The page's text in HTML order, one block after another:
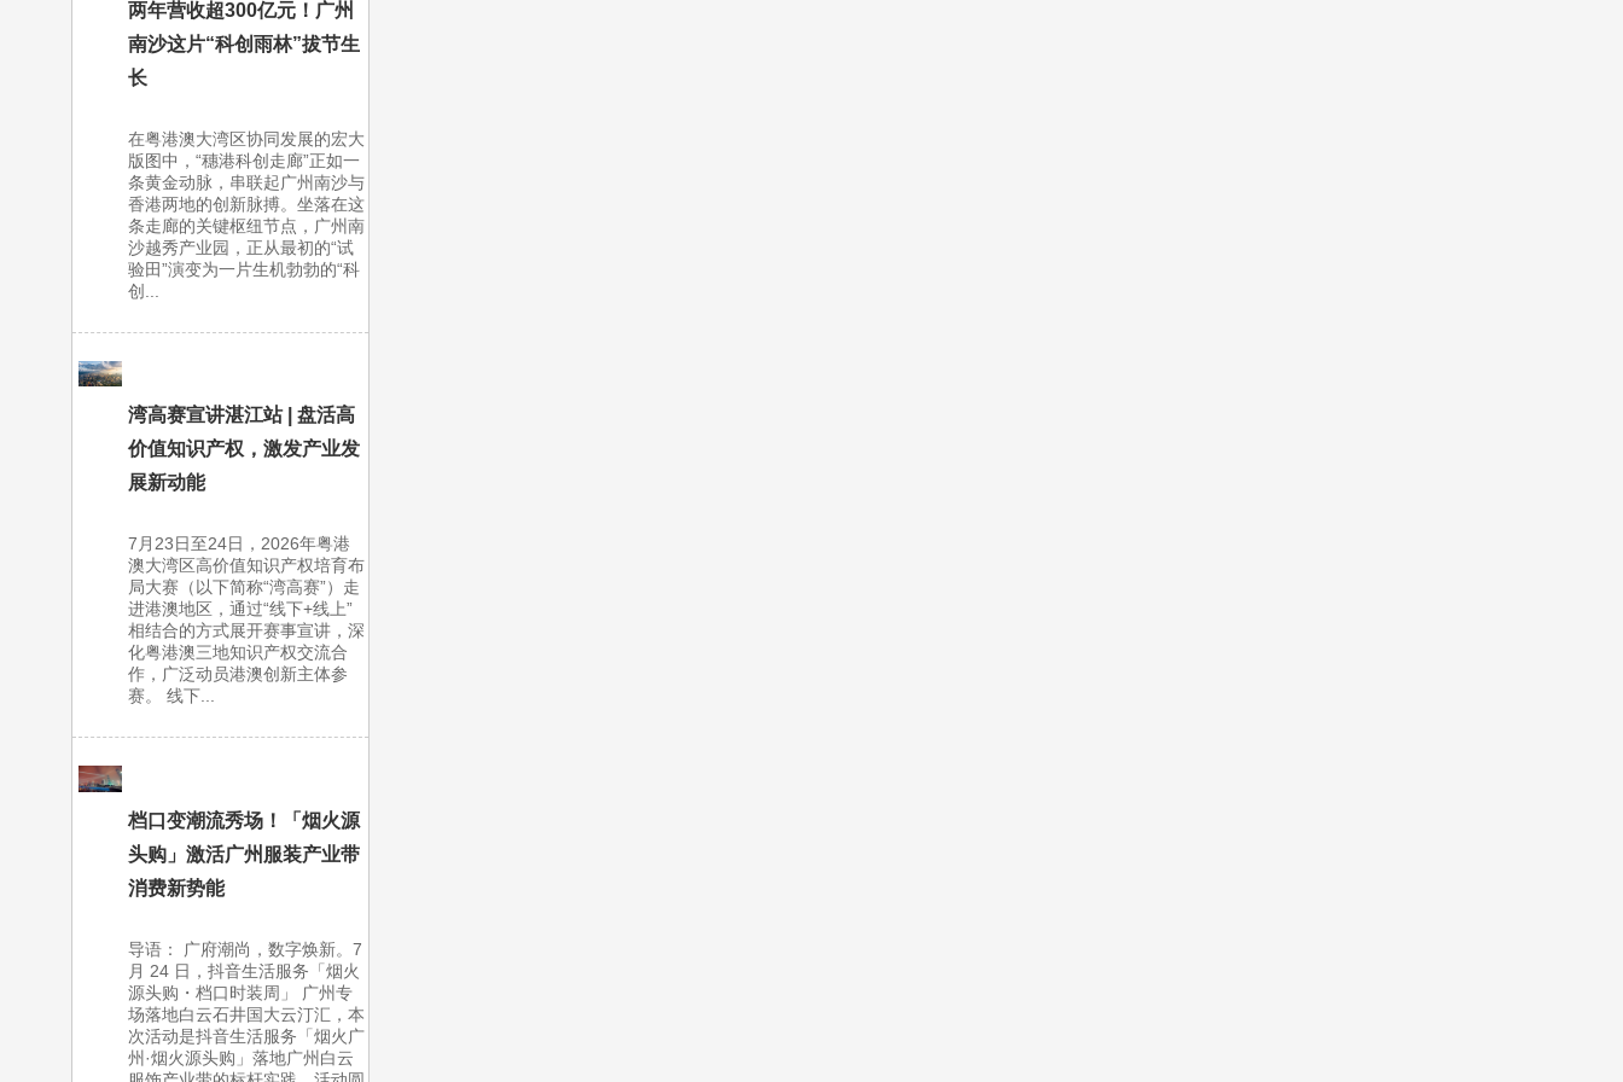
两年营收超300亿元！广州
南沙这片“科创雨林”拔节生
长
在粤港澳大湾区协同发展的宏大
版图中，“穗港科创走廊”正如一
条黄金动脉，串联起广州南沙与
香港两地的创新脉搏。坐落在这
条走廊的关键枢纽节点，广州南
沙越秀产业园，正从最初的“试
验田”演变为一片生机勃勃的“科
创...
湾高赛宣讲湛江站 | 盘活高
价值知识产权，激发产业发
展新动能
7月23日至24日，2026年粤港
澳大湾区高价值知识产权培育布
局大赛（以下简称“湾高赛”）走
进港澳地区，通过“线下+线上”
相结合的方式展开赛事宣讲，深
化粤港澳三地知识产权交流合
作，广泛动员港澳创新主体参
赛。 线下...
档口变潮流秀场！「烟火源
头购」激活广州服装产业带
消费新势能
导语： 广府潮尚，数字焕新。7
月 24 日，抖音生活服务「烟火
源头购・档口时装周」 广州专
场落地白云石井国大云汀汇，本
次活动是抖音生活服务「烟火广
州·烟火源头购」落地广州白云